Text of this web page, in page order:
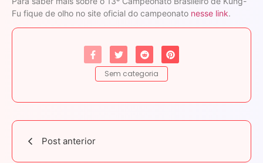
Fu fique de olho no site oficial do campeonato nesse link.
Sem categoria
Post anterior